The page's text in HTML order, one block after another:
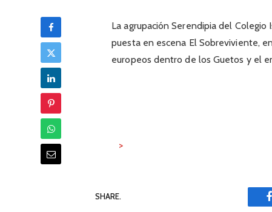
La agrupación Serendipia del
puesta en escena El Sobreviviente,
europeos dentro de los Guetos y el
>
SHARE.